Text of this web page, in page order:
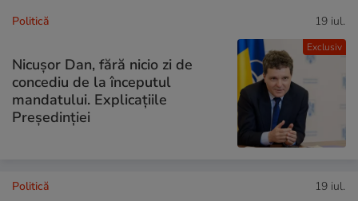
Exclusiv
Politică 19 iul.
Nicușor Dan, fără nicio zi de
concediu de la începutul
mandatului. Explicațiile
Președinției
Politică 19 iul.